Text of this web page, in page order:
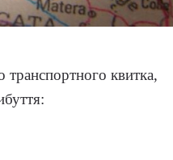
транспортного квитка,